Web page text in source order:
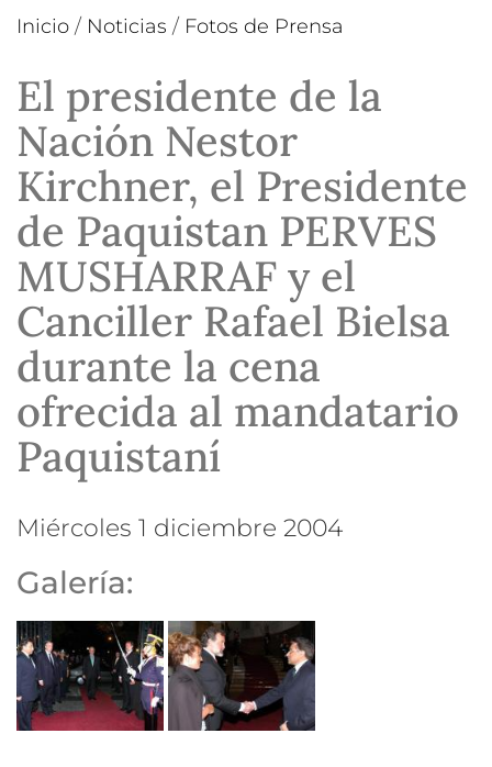
Inicio / Noticias / Fotos de Prensa
El presidente de la
Nación Nestor
Kirchner, el Presidente
de Paquistan PERVES
MUSHARRAF y el
Canciller Rafael Bielsa
durante la cena
ofrecida al mandatario
Paquistaní
miércoles 1 diciembre 2004
Galería: